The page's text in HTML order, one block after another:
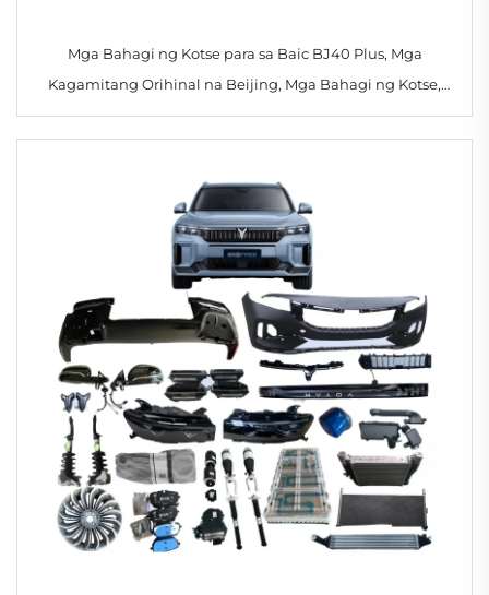
Mga Bahagi ng Kotse para sa Baic BJ40 Plus, Mga
Kagamitang Orihinal na Beijing, Mga Bahagi ng Kotse,
Mga Full Body Kit